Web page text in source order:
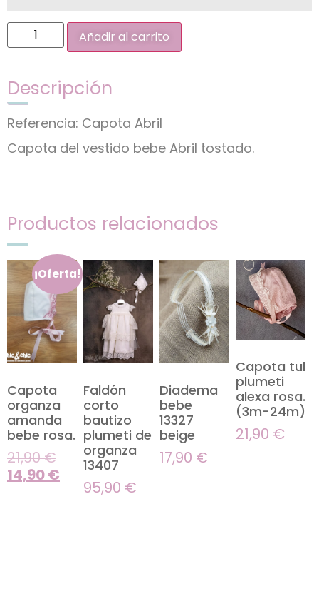
Añadir al carrito
Descripción
Referencia: Capota Abril
Capota del vestido bebe Abril tostado.
Productos relacionados
¡Oferta!
Capota
organza
amanda
bebe rosa.
21,90€
14,90€
Capota tul
plumeti
alexa rosa.
(3m-24m)
21,90 €
Faldón
corto
bautizo
plumeti de
organza
13407
95,90 €
Diadema
bebe
13327
beige
17,90 €